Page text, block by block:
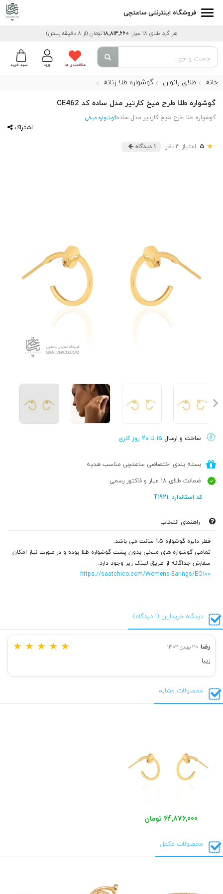
فروشگاه اینترنتی ساعتچی
هر گرم طلای 18 عیار: 18,814,660تومان (از 8 دقیقه پیش)
سبد خرید ورود علاقمندی ها
خانه طلای بانوان گوشواره طلا زنانه
گوشواره طلا طرح میخ کارتیر مدل ساده کد CE462
گوشواره طلا طرح میخ کارتیر مدل سادهگوشواره میخی
اشتراک
★
5 امتیاز 3 نظر 1 دیدگاه
ساخت و ارسال 15 تا 20 روز کاری
بسته بندی اختصاصی ساعتچی مناسب هدیه
ضمانت طلای 18 عیار و فاکتور رسمی
کد استاندارد: T1921
راهنمای انتخاب
قطر دایره گوشواره 1.5 سانت می باشد.
تمامی گوشواره های میخی بدون پشت گوشواره طلا بوده و در صورت نیاز امکان
سفارش جداگانه از طریق لینک زیر وجود دارد.
https://saatchico.com/Womens-Earings/EO100
دیدگاه خریداران (1 دیدگاه)
رضا 20 بهمن 1402 ★ ★ ★ ★ ★
زیبا
محصولات مشابه
64,876,000 تومان
محصولات مکمل